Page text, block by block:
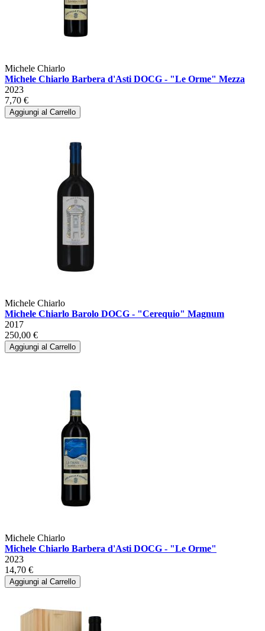
Michele Chiarlo
Michele Chiarlo Barbera d'Asti DOCG - "Le Orme" Mezza
2023
7,70 €
Aggiungi al Carrello
Michele Chiarlo
Michele Chiarlo Barolo DOCG - "Cerequio" Magnum
2017
250,00 €
Aggiungi al Carrello
Michele Chiarlo
Michele Chiarlo Barbera d'Asti DOCG - "Le Orme"
2023
14,70 €
Aggiungi al Carrello